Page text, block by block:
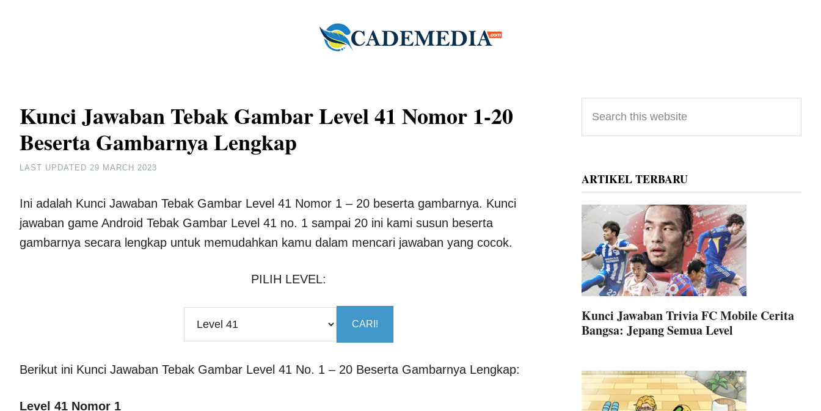
Kunci Jawaban Tebak Gambar Level 41 Nomor 1-20
Beserta Gambarnya Lengkap
LAST UPDATED 29 MARCH 2023
Ini adalah Kunci Jawaban Tebak Gambar Level 41 Nomor 1 – 20 beserta gambarnya. Kunci
jawaban game Android Tebak Gambar Level 41 no. 1 sampai 20 ini kami susun beserta
gambarnya secara lengkap untuk memudahkan kamu dalam mencari jawaban yang cocok.
PILIH LEVEL:
CARI!
Berikut ini Kunci Jawaban Tebak Gambar Level 41 No. 1 – 20 Beserta Gambarnya Lengkap:
Level 41 Nomor 1
Primary
Sidebar
this
website
ARTIKEL TERBARU
Kunci Jawaban Trivia FC Mobile Cerita
Bangsa: Jepang Semua Level